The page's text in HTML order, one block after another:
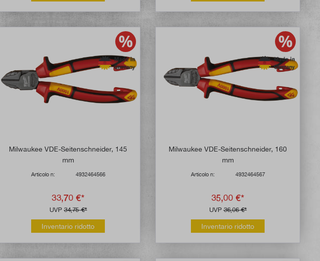
Milwaukee VDE-Seitenschneider, 145
mm
Articolo n: 4932464566
33,70 €*
UVP 34,75 €*
Inventario ridotto
Milwaukee VDE-Seitenschneider, 160
mm
Articolo n: 4932464567
35,00 €*
UVP36,06 €*
Inventario ridotto